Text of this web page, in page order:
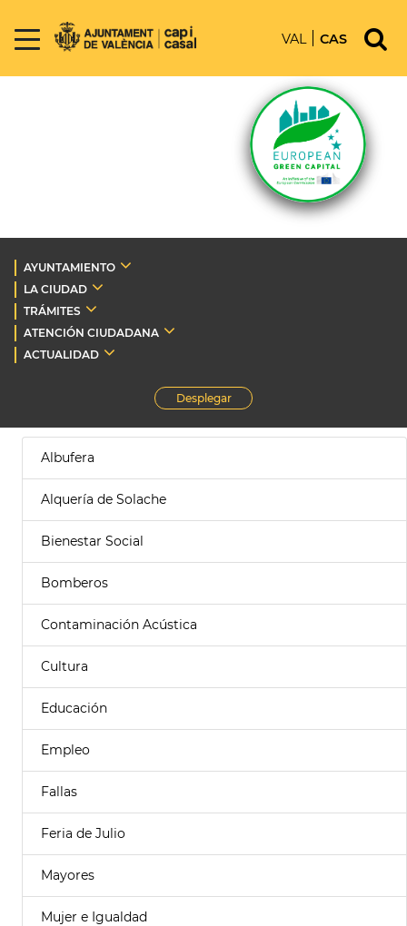
VAL CAS
AYUNTAMIENTO
LA CIUDAD
TRÁMITES
ATENCIÓN CIUDADANA
ACTUALIDAD
Desplegar
Albufera
Alquería de Solache
Bienestar Social
Bomberos
Contaminación Acústica
Cultura
Educación
Empleo
Fallas
Feria de Julio
Mayores
Mujer e Igualdad